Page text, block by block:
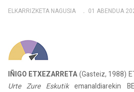
ELKARRIZKETA NAGUSIA 01 ABENDUA
IÑIGO ETXEZARRETA(Gasteiz, 1988)
Urte Zure Eskutikemanaldiarekin